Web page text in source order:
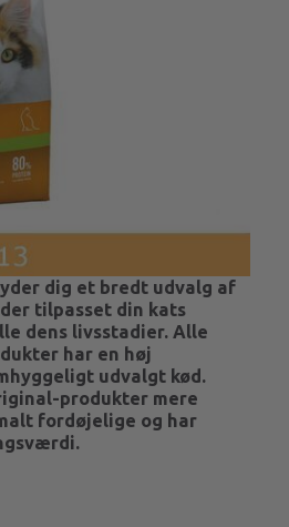
dig et bredt udvalg af
tilpasset din kats
dens livsstadier. Alle
har en høj
udvalgt kød.
produkter mere
fordøjelige og har